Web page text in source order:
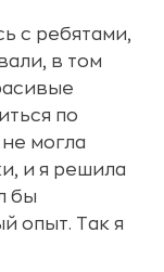
с ребятами,
в том
по
могла
и я решила
бы
опыт. Так я